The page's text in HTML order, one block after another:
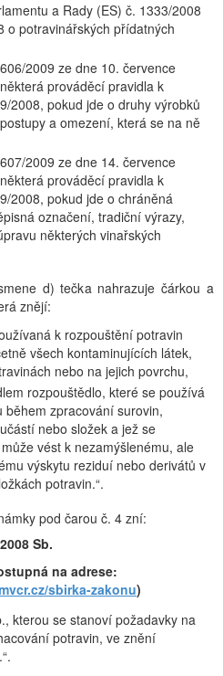
a Rady (ES) č. 1333/2008
o potravinářských přídatných
2009 ze dne 10. července
prováděcí pravidla k
2008, pokud jde o druhy výrobků
a omezení, která se na ně
2009 ze dne 14. července
prováděcí pravidla k
2008, pokud jde o chráněná
označení, tradiční výrazy,
některých vinařských
d) tečka nahrazuje čárkou a
znějí:
k rozpouštění potravin
všech kontaminujících látek,
nebo na jejich povrchu,
rozpouštědlo, které se používá
zpracování surovin,
nebo složek a jež se
vést k nezamýšlenému, ale
výskytu reziduí nebo derivátů v
potravin.“.
pod čarou č. 4 zní:
Sb.
na adrese:
sbirka-zakonu)
kterou se stanoví požadavky na
potravin, ve znění